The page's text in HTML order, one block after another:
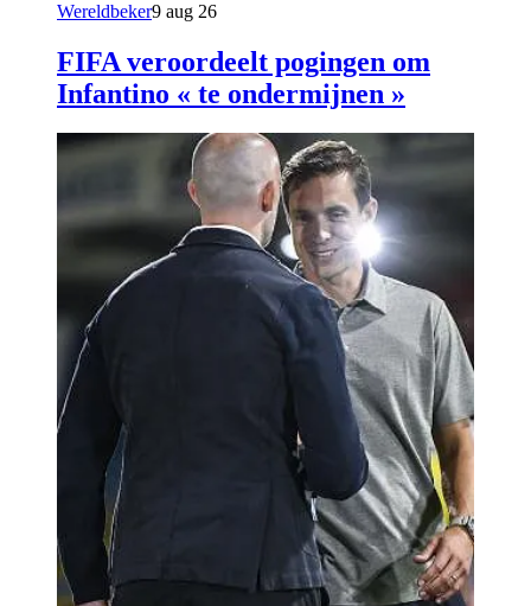
Wereldbeker9 aug 26
FIFA veroordeelt pogingen om
Infantino « te ondermijnen »